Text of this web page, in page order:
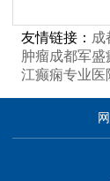
友情链接： 成
肿瘤成都军盛
江癫痫专业医